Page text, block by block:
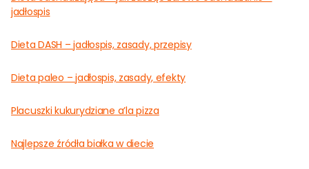
jadłospis
Dieta DASH – jadłospis, zasady, przepisy
Dieta paleo – jadłospis, zasady, efekty
Placuszki kukurydziane a’la pizza
Najlepsze źródła białka w diecie